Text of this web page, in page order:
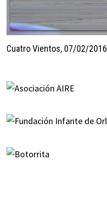
Cuatro Vientos, 07/02/2016